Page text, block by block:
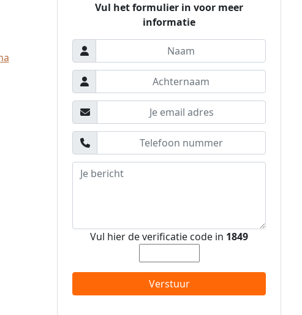
Vul het formulier in voor meer
informatie
Vul hier de verificatie code in 1849
Verstuur